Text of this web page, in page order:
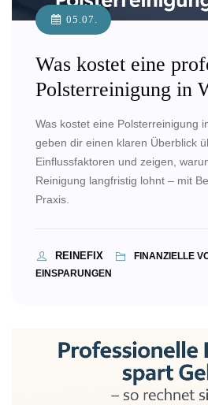
05.07.
Was kostet eine
Polsterreinigung in
Was kostet eine Polsterreinigung
geben dir einen klaren Überblick
Einflussfaktoren und zeigen,
Reinigung langfristig lohnt – mit
Praxis.
REINEFIX
FINANZIELLE
EINSPARUNGEN